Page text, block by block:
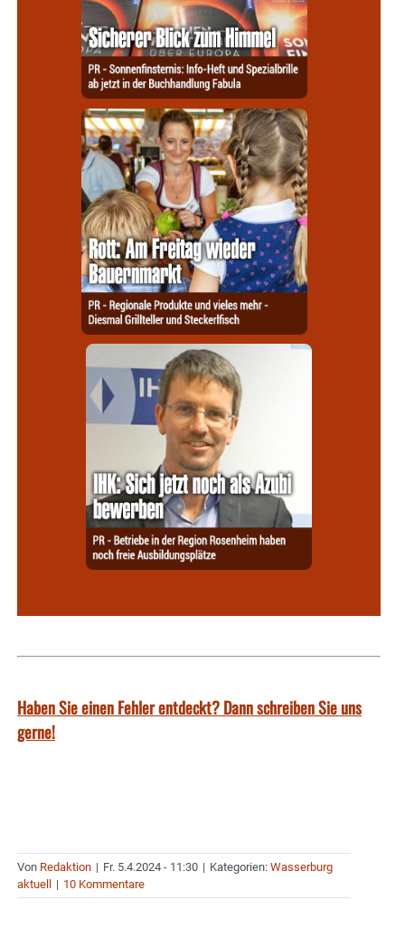
Haben Sie einen Fehler entdeckt? Dann schreiben Sie uns
gerne!
Von Redaktion | Fr. 5.4.2024 - 11:30 | Kategorien: Wasserburg
aktuell
| 10 Kommentare